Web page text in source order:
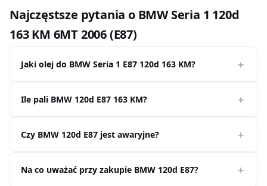
Najczęstsze pytania o BMW Seria 1 120d
163 KM 6MT 2006 (E87)
Jaki olej do BMW Seria 1 E87 120d 163 KM?
Ile pali BMW 120d E87 163 KM?
Czy BMW 120d E87 jest awaryjne?
Na co uważać przy zakupie BMW 120d E87?